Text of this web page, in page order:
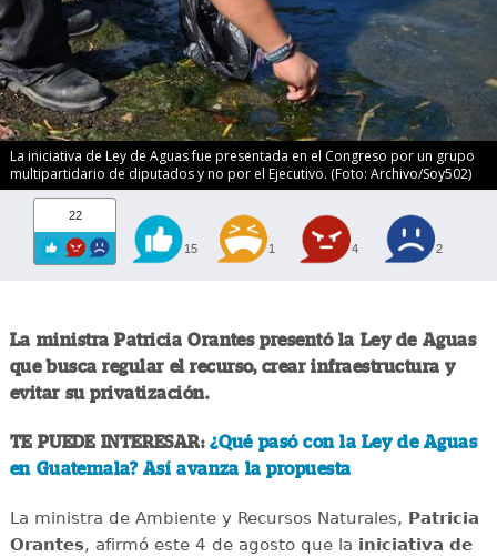
La iniciativa de Ley de Aguas fue presentada en el Congreso por un grupo
multipartidario de diputados y no por el Ejecutivo. (Foto: Archivo/Soy502)
22
15 1 4 2
La ministra Patricia Orantes presentó la Ley de Aguas
que busca regular el recurso, crear infraestructura y
evitar su privatización.
TE PUEDE INTERESAR:¿Qué pasó con la Ley de Aguas
en Guatemala? Así avanza la propuesta
La ministra de Ambiente y Recursos Naturales, Patricia
Orantes, afirmó este 4 de agosto que la iniciativa de